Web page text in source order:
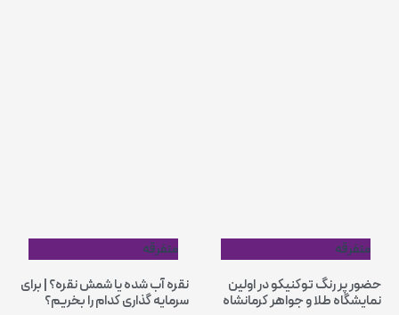
متفرقه
حضور پر رنگ توکنیکو در اولین
نمایشگاه طلا و جواهر کرمانشاه
متفرقه
نقره آب شده یا شمش نقره؟ | برای
سرمایه گذاری کدام را بخریم؟